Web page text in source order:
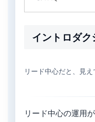
イントロダク
リード中心だと、見
リード中心の運用